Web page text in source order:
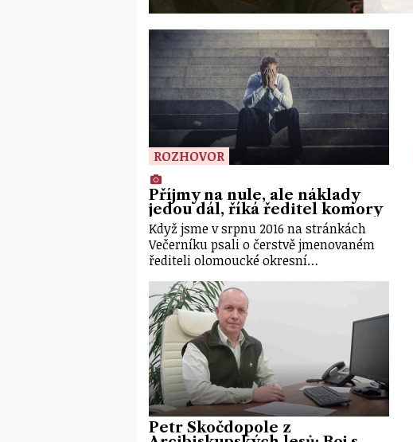
ROZHOVOR
Příjmy na nule, ale náklady
jedou dál, říká ředitel komory
Když jsme v srpnu 2016 na stránkách
Večerníku psali o čerstvě jmenovaném
řediteli olomoucké okresní…
Petr Skočdopole z